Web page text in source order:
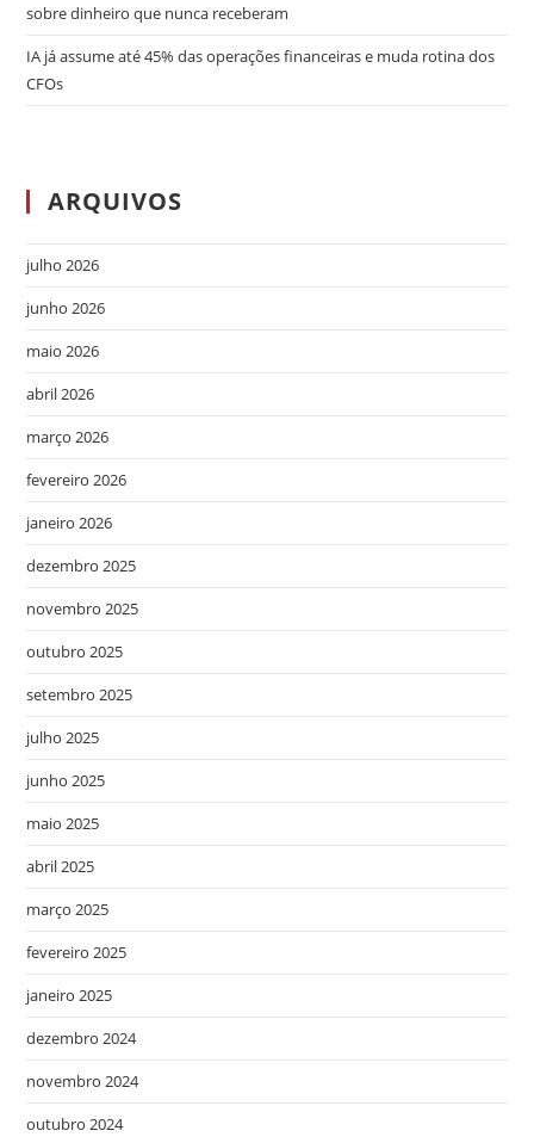
sobre dinheiro que nunca receberam
IA já assume até 45% das operações financeiras e muda rotina dos
CFOs
ARQUIVOS
julho 2026
junho 2026
maio 2026
abril 2026
março 2026
fevereiro 2026
janeiro 2026
dezembro 2025
novembro 2025
outubro 2025
setembro 2025
julho 2025
junho 2025
maio 2025
abril 2025
março 2025
fevereiro 2025
janeiro 2025
dezembro 2024
novembro 2024
outubro 2024